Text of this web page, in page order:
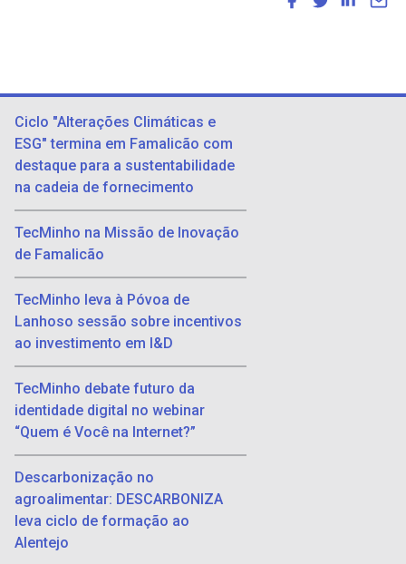
Ciclo "Alterações Climáticas e
ESG" termina em Famalicão com
destaque para a sustentabilidade
na cadeia de fornecimento
TecMinho na Missão de Inovação
de Famalicão
TecMinho leva à Póvoa de
Lanhoso sessão sobre incentivos
ao investimento em I&D
TecMinho debate futuro da
identidade digital no webinar
“Quem é Você na Internet?”
Descarbonização no
agroalimentar: DESCARBONIZA
leva ciclo de formação ao
Alentejo